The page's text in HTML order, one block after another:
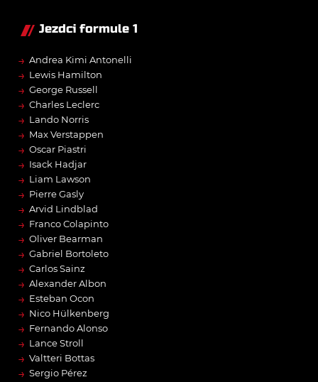
Jezdci formule 1
→ Andrea Kimi Antonelli
→ Lewis Hamilton
→ George Russell
→ Charles Leclerc
→ Lando Norris
→ Max Verstappen
→ Oscar Piastri
→ Isack Hadjar
→ Liam Lawson
→ Pierre Gasly
→ Arvid Lindblad
→ Franco Colapinto
→ Oliver Bearman
→ Gabriel Bortoleto
→ Carlos Sainz
→ Alexander Albon
→ Esteban Ocon
→ Nico Hülkenberg
→ Fernando Alonso
→ Lance Stroll
→ Valtteri Bottas
→ Sergio Pérez